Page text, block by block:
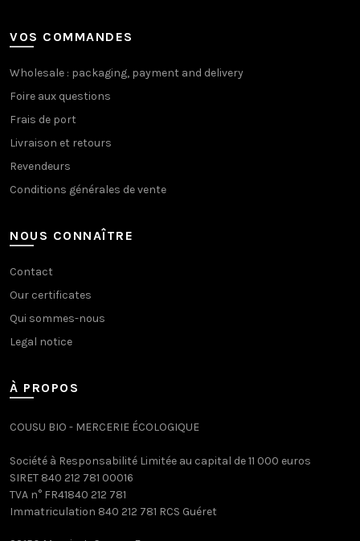
VOS COMMANDES
Wholesale : packaging, payment and delivery
Foire aux questions
Frais de port
Livraison et retours
Revendeurs
Conditions générales de vente
NOUS CONNAÎTRE
Contact
Our certificates
Qui sommes-nous
Legal notice
À PROPOS
COUSU BIO - MERCERIE ÉCOLOGIQUE
Société à Responsabilité Limitée au capital de 11 000 euros
SIRET 840 212 781 00016
TVA n° FR41840 212 781
Immatriculation 840 212 781 RCS Guéret